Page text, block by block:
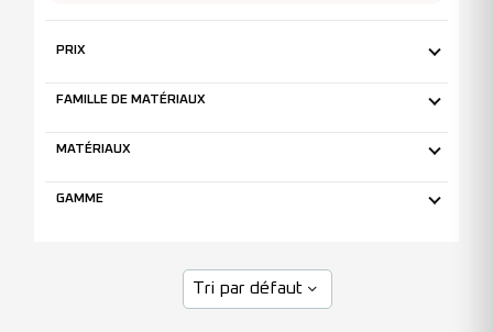
PRIX
FAMILLE DE MATÉRIAUX
MATÉRIAUX
GAMME
Tri par défaut